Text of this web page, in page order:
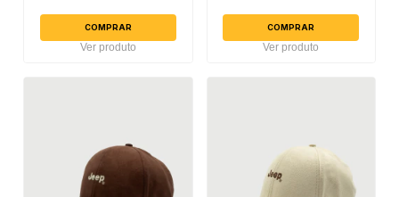
COMPRAR
Ver produto
COMPRAR
Ver produto